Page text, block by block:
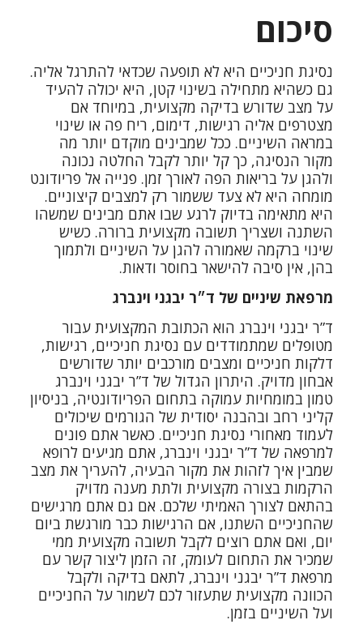
סיכום
נסיגת חניכיים היא לא תופעה שכדאי להתרגל אליה.
גם כשהיא מתחילה בשינוי קטן, היא יכולה להעיד
על מצב שדורש בדיקה מקצועית, במיוחד אם
מצטרפים אליה רגישות, דימום, ריח פה או שינוי
במראה השיניים. ככל שמבינים מוקדם יותר מה
מקור הנסיגה, כך קל יותר לקבל החלטה נכונה
ולהגן על בריאות הפה לאורך זמן. פנייה אל פריודונט
מומחה היא לא צעד ששמור רק למצבים קיצוניים.
היא מתאימה בדיוק לרגע שבו אתם מבינים שמשהו
השתנה ושצריך תשובה מקצועית ברורה. כשיש
שינוי ברקמה שאמורה להגן על השיניים ולתמוך
בהן, אין סיבה להישאר בחוסר ודאות.
מרפאת שיניים של ד״ר יבגני וינברג
ד”ר יבגני וינברג הוא הכתובת המקצועית עבור
מטופלים שמתמודדים עם נסיגת חניכיים, רגישות,
דלקות חניכיים ומצבים מורכבים יותר שדורשים
אבחון מדויק. היתרון הגדול של ד”ר יבגני וינברג
טמון במומחיות עמוקה בתחום הפריודונטיה, בניסיון
קליני רחב ובהבנה יסודית של הגורמים שיכולים
לעמוד מאחורי נסיגת חניכיים. כאשר אתם פונים
למרפאה של ד”ר יבגני וינברג, אתם מגיעים לרופא
שמבין איך לזהות את מקור הבעיה, להעריך את מצב
הרקמות בצורה מקצועית ולתת מענה מדויק
בהתאם לצורך האמיתי שלכם. אם גם אתם מרגישים
שהחניכיים השתנו, אם הרגישות כבר מורגשת ביום
יום, ואם אתם רוצים לקבל תשובה מקצועית ממי
שמכיר את התחום לעומק, זה הזמן ליצור קשר עם
מרפאת ד”ר יבגני וינברג, לתאם בדיקה ולקבל
הכוונה מקצועית שתעזור לכם לשמור על החניכיים
ועל השיניים בזמן.